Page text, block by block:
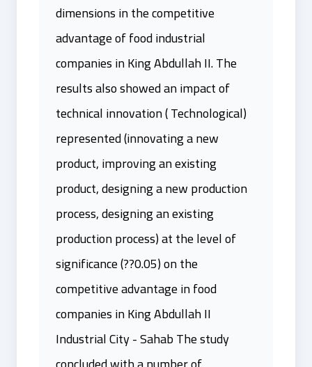
dimensions in the competitive
advantage of food industrial
companies in King Abdullah II. The
results also showed an impact of
technical innovation ( Technological)
represented (innovating a new
product, improving an existing
product, designing a new production
process, designing an existing
production process) at the level of
significance (??0.05) on the
competitive advantage in food
companies in King Abdullah II
Industrial City - Sahab The study